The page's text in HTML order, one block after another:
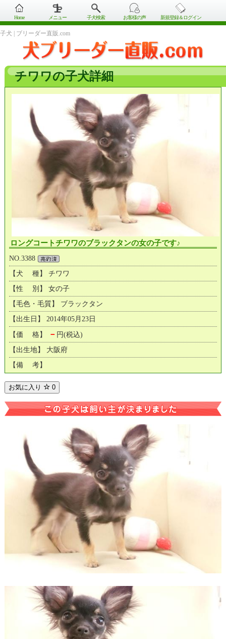
Home メニュー 子犬検索 お客様の声 新規登録＆ログイン
子犬 | ブリーダー直販.com
チワワの子犬詳細
ロングコートチワワのブラックタンの女の子です♪
NO.3388
【犬 種】 チワワ
【性 別】 女の子
【毛色・毛質】 ブラックタン
【出生日】 2014年05月23日
【価 格】 － 円(税込)
【出生地】 大阪府
【備 考】
お気に入り 0